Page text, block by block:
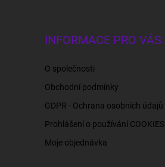
INFORMACE PRO VÁS
O společnosti
Obchodní podmínky
GDPR - Ochrana osobních údajů
Prohlášení o používání COOKIES
Moje objednávka